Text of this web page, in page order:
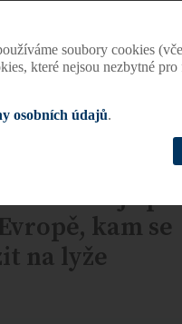
Tohle je
kam se
na lyže
soubory cookies
které nejsou nezbytné
osobních údajů.